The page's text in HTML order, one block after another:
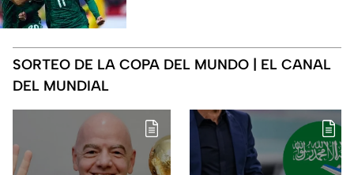
SORTEO DE LA COPA DEL MUNDO | EL CANAL
DEL MUNDIAL